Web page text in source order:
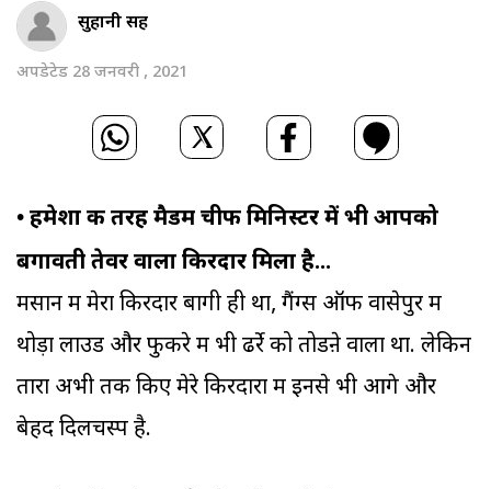
सुहानी सिंह
अपडेटेड 28 जनवरी , 2021
• हमेशा की तरह मैडम चीफ मिनिस्टर में भी आपको
बगावती तेवर वाला किरदार मिला है...
मसान में मेरा किरदार बागी ही था, गैंग्स ऑफ वासेपुर में
थोड़ा लाउड और फुकरे में भी ढर्रे को तोडऩे वाला था. लेकिन
तारा अभी तक किए मेरे किरदारों में इनसे भी आगे और
बेहद दिलचस्प है.